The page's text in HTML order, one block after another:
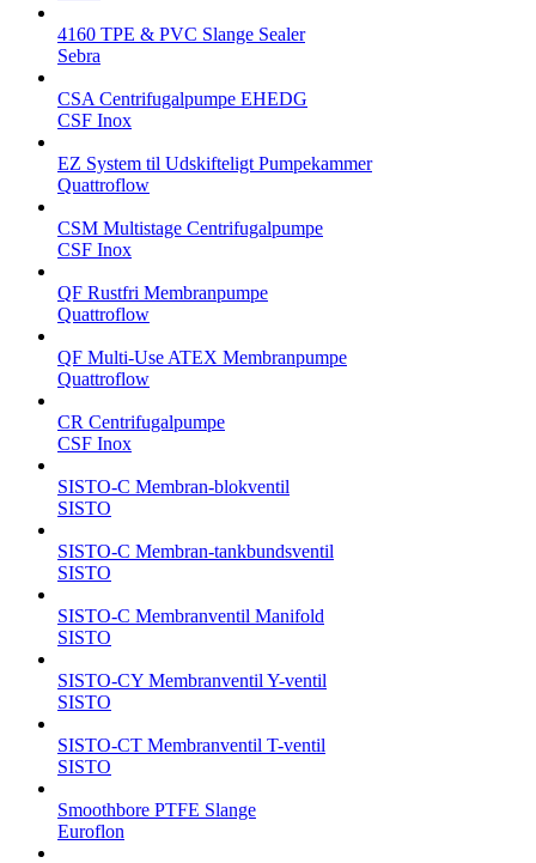
4160 TPE & PVC Slange Sealer
Sebra
CSA Centrifugalpumpe EHEDG
CSF Inox
EZ System til Udskifteligt Pumpekammer
Quattroflow
CSM Multistage Centrifugalpumpe
CSF Inox
QF Rustfri Membranpumpe
Quattroflow
QF Multi-Use ATEX Membranpumpe
Quattroflow
CR Centrifugalpumpe
CSF Inox
SISTO-C Membran-blokventil
SISTO
SISTO-C Membran-tankbundsventil
SISTO
SISTO-C Membranventil Manifold
SISTO
SISTO-CY Membranventil Y-ventil
SISTO
SISTO-CT Membranventil T-ventil
SISTO
Smoothbore PTFE Slange
Euroflon